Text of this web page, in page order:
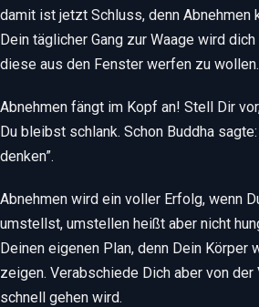
damit ist jetzt Schluss, denn Abnehmen
Dein täglicher Gang zur Waage wird
diese aus den Fenster werfen zu wollen.
Abnehmen fängt im Kopf an! Stell Dir
Du bleibst schlank. Schon Buddha
denken”.
Abnehmen wird ein voller Erfolg, wenn
umstellst, umstellen heißt aber nicht
Deinen eigenen Plan, denn Dein Körper
zeigen. Verabschiede Dich aber von
schnell gehen wird.